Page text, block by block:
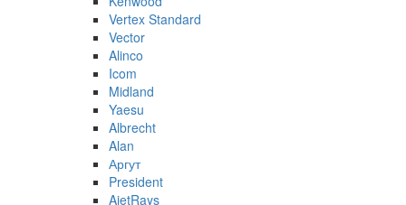
Vertex Standard
Vector
Alinco
Icom
Midland
Yaesu
Albrecht
Alan
Аргут
President
AjetRays